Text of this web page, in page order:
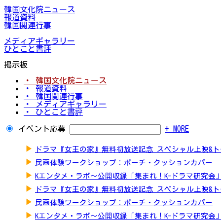
韓国文化院ニュース
報道資料
韓国関連行事
メディアギャラリー
ひとこと書評
掲示板
・ 韓国文化院ニュース
・ 報道資料
・ 韓国関連行事
・ メディアギャラリー
・ ひとこと書評
イベント応募 + MORE
▶ ドラマ『女王の家』無料初放送記念 スペシャル上映&
▶ 民画体験ワークショップ：ポーチ・クッションカバー
▶ Kエンタメ・ラボ～公開収録「集まれ！K-ドラマ研究会」
▶ ドラマ『女王の家』無料初放送記念 スペシャル上映&
▶ 民画体験ワークショップ：ポーチ・クッションカバー
▶ Kエンタメ・ラボ～公開収録「集まれ！K-ドラマ研究会」